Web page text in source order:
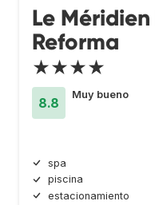
Le
Reforma
★★★★
8.8
Muy bueno
spa
piscina
estacionamiento